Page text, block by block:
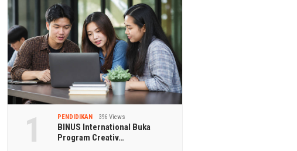
1 PENDIDIKAN 396 Views
BINUS International Buka
Program Creativ…